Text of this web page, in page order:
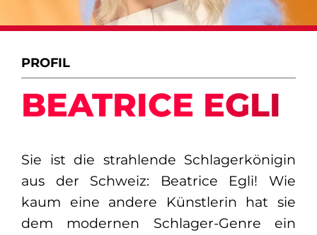
PROFIL
BEATRICE EGLI
Sie ist die strahlende Schlagerkönigin
aus der Schweiz: Beatrice Egli! Wie
kaum eine andere Künstlerin hat sie
dem modernen Schlager-Genre ein